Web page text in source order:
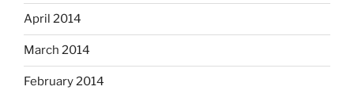
April 2014
March 2014
February 2014